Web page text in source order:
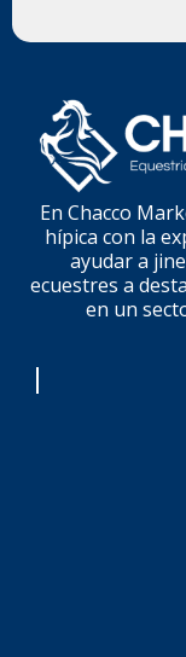
En Chacco
hípica con la
ayudar a
ecuestres a
en un